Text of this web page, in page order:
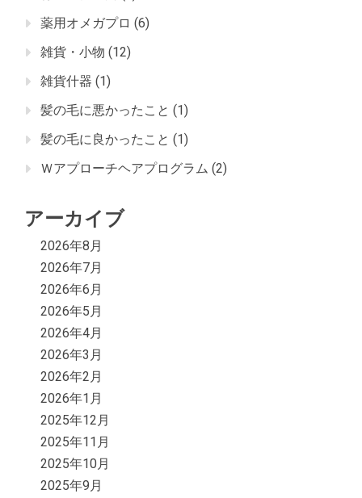
薬用オメガプロ (6)
雑貨・小物 (12)
雑貨什器 (1)
髪の毛に悪かったこと (1)
髪の毛に良かったこと (1)
Ｗアプローチヘアプログラム (2)
アーカイブ
2026年8月
2026年7月
2026年6月
2026年5月
2026年4月
2026年3月
2026年2月
2026年1月
2025年12月
2025年11月
2025年10月
2025年9月